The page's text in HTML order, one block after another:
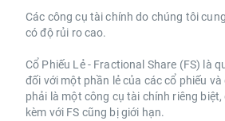
Các công cụ tài chính do chúng tôi
có độ rủi ro cao.
Cổ Phiếu Lẻ - Fractional Share (FS) là
đối với một phần lẻ của các cổ phiếu và
phải là một công cụ tài chính riêng
kèm với FS cũng bị giới hạn.